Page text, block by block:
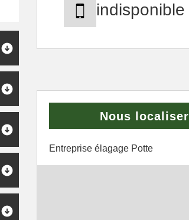
indisponible
Nous localiser
Entreprise élagage Potte